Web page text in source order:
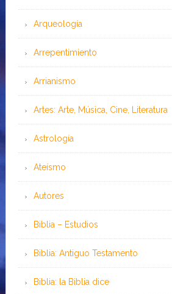
Arqueología
Arrepentimiento
Arrianismo
Artes: Arte, Música, Cine, Literatura
Astrología
Ateísmo
Autores
Biblia – Estudios
Biblia: Antiguo Testamento
Biblia: la Biblia dice